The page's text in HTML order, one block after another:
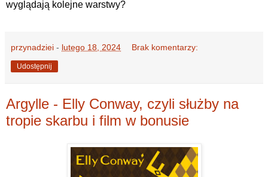
wyglądają kolejne warstwy?
przynadziei - lutego 18, 2024 Brak komentarzy:
Udostępnij
Argylle - Elly Conway, czyli służby na
tropie skarbu i film w bonusie